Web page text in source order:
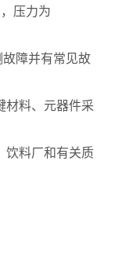
压力为
障并有常见故
材料、元器件采
饮料厂和有关质